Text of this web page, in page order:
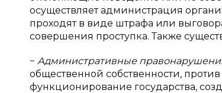
осуществляет администрация
проходят в виде штрафа или
совершения проступка. Также
− Административные
общественной собственности,
функционирование государства,